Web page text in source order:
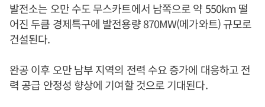
발전소는 오만 수도 무스카트에서 남쪽으로 약 550km 떨
어진 두큼 경제특구에 발전용량 870MW(메가와트) 규모로
건설된다.
완공 이후 오만 남부 지역의 전력 수요 증가에 대응하고 전
력 공급 안정성 향상에 기여할 것으로 기대된다.